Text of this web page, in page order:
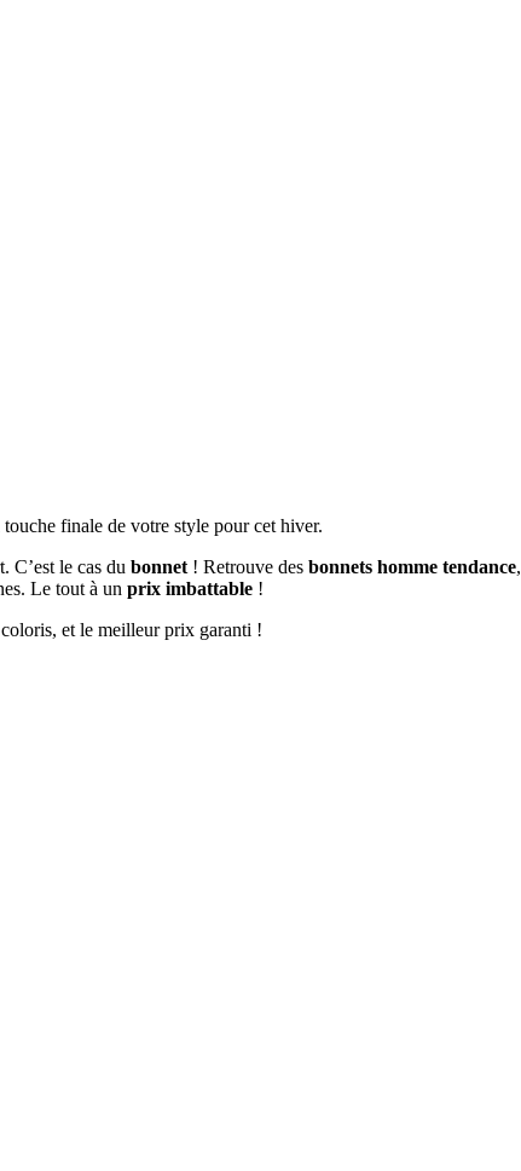
finale de votre style pour cet hiver.
C’est le cas du bonnet ! Retrouve des bonnets homme tendance,
Le tout à un prix imbattable !
et le meilleur prix garanti !